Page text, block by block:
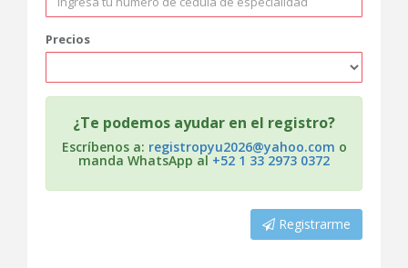
Precios
¿Te podemos ayudar en el registro?
Escríbenos a: registropyu2026@yahoo.com o
manda WhatsApp al+52 1 33 2973 0372
Registrarme